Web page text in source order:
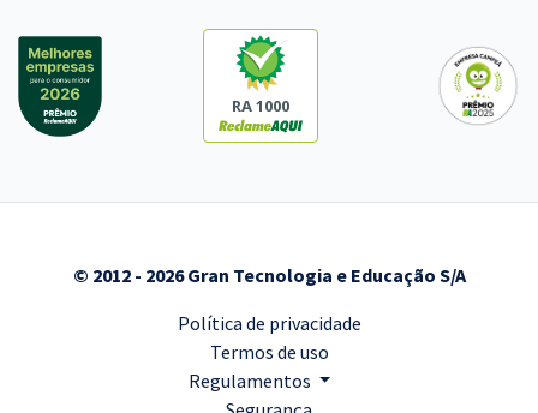
RA 1000
© 2012 - 2026 Gran Tecnologia e Educação S/A
Política de privacidade
Termos de uso
Regulamentos